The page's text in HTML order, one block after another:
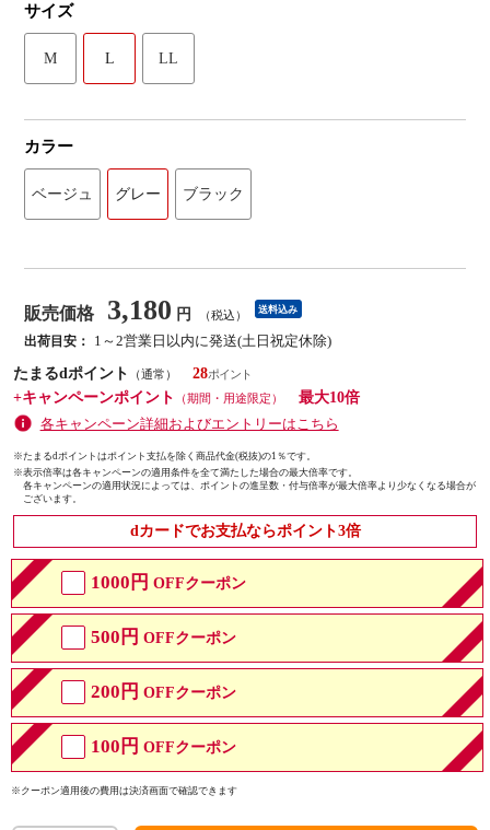
サイズ
M L LL
カラー
ベージュ グレー ブラック
販売価格 3,180 円 （税込） 送料込み
出荷目安：
1～2営業日以内に発送(土日祝定休除)
たまるdポイント
（通常）
28
+キャンペーンポイント
（期間・用途限定）
最大10倍
各キャンペーン詳細およびエントリーはこちら
※たまるdポイントはポイント支払を除く商品代金(税抜)の1％です。
※表示倍率は各キャンペーンの適用条件を全て満たした場合の最大倍率です。
各キャンペーンの適用状況によっては、ポイントの進呈数・付与倍率が最大倍率より少なくなる場合が
ございます。
dカードでお支払ならポイント3倍
1000円 OFFクーポン
500円 OFFクーポン
200円 OFFクーポン
100円 OFFクーポン
※クーポン適用後の費用は決済画面で確認できます